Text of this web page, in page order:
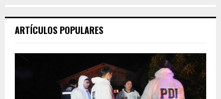
ARTÍCULOS POPULARES